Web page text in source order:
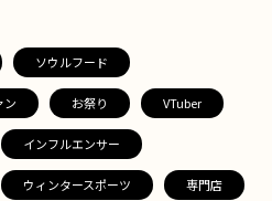
ソウルフード
ン お祭り VTuber
インフルエンサー
ウィンタースポーツ 専門店